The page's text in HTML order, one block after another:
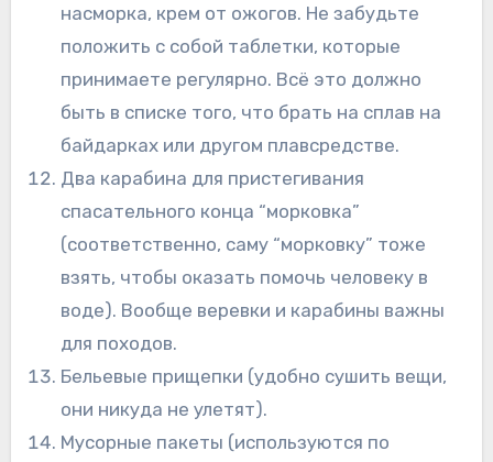
насморка, крем от ожогов. Не забудьте
положить с собой таблетки, которые
принимаете регулярно. Всё это должно
быть в списке того, что брать на сплав на
байдарках или другом плавсредстве.
Два карабина для пристегивания
спасательного конца “морковка”
(соответственно, саму “морковку” тоже
взять, чтобы оказать помочь человеку в
воде). Вообще веревки и карабины важны
для походов.
Бельевые прищепки (удобно сушить вещи,
они никуда не улетят).
Мусорные пакеты (используются по